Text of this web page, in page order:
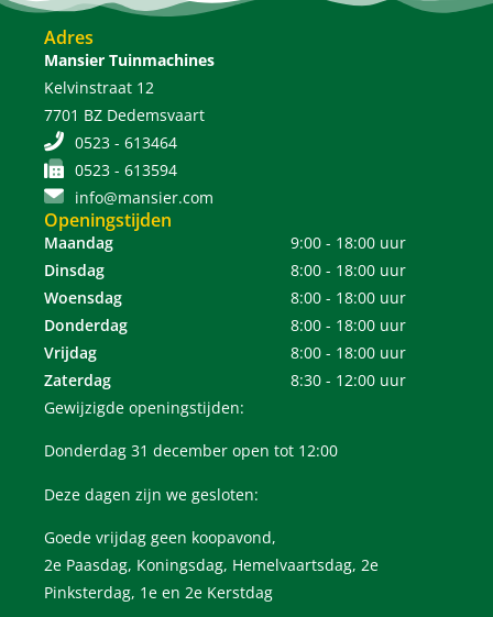
Adres
Mansier Tuinmachines
Kelvinstraat 12
7701 BZ Dedemsvaart
0523 - 613464
0523 - 613594
info@mansier.com
Openingstijden
Maandag
9:00 - 18:00 uur
Dinsdag
8:00 - 18:00 uur
Woensdag
8:00 - 18:00 uur
Donderdag
8:00 - 18:00 uur
Vrijdag
8:00 - 18:00 uur
Zaterdag
8:30 - 12:00 uur
Gewijzigde openingstijden:
Donderdag 31 december open tot 12:00
Deze dagen zijn we gesloten:
Goede vrijdag geen koopavond,
2e Paasdag, Koningsdag, Hemelvaartsdag, 2e
Pinksterdag, 1e en 2e Kerstdag